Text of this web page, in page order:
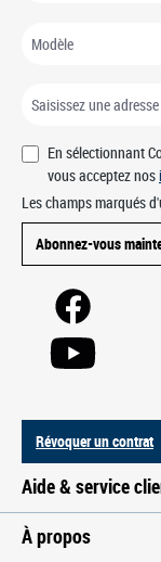
En sélectionnant
vous acceptez nos
Les champs marqués
Abonnez-vous
Révoquer un contrat
Aide & service
À propos